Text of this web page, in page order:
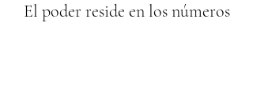
El poder reside en los números